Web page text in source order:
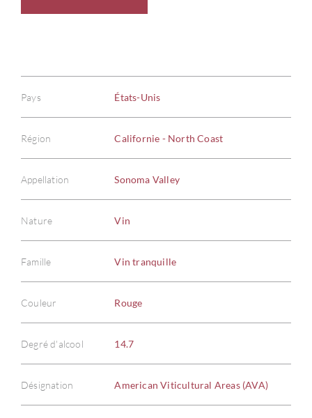
Pays États-Unis
Région Californie - North Coast
Appellation Sonoma Valley
Nature Vin
Famille Vin tranquille
Couleur Rouge
Degré d'alcool 14.7
Désignation American Viticultural Areas (AVA)